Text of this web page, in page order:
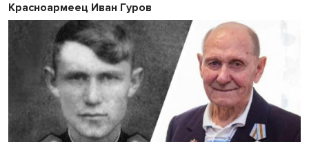
Красноармеец Иван Гуров